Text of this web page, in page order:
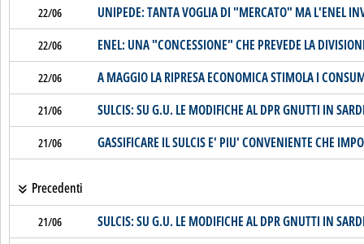
22/06 UNIPEDE: TANTA VOGLIA DI "MERCATO" MA L'ENEL
22/06 ENEL: UNA "CONCESSIONE" CHE PREVEDE LA
22/06 A MAGGIO LA RIPRESA ECONOMICA STIMOLA I
21/06 SULCIS: SU G.U. LE MODIFICHE AL DPR GNUTTI IN
21/06 GASSIFICARE IL SULCIS E' PIU' CONVENIENTE CHE
Precedenti
21/06 SULCIS: SU G.U. LE MODIFICHE AL DPR GNUTTI IN